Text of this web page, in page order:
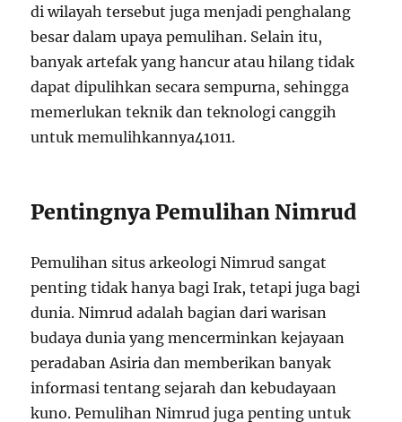
di wilayah tersebut juga menjadi penghalang
besar dalam upaya pemulihan. Selain itu,
banyak artefak yang hancur atau hilang tidak
dapat dipulihkan secara sempurna, sehingga
memerlukan teknik dan teknologi canggih
untuk memulihkannya41011.
Pentingnya Pemulihan Nimrud
Pemulihan situs arkeologi Nimrud sangat
penting tidak hanya bagi Irak, tetapi juga bagi
dunia. Nimrud adalah bagian dari warisan
budaya dunia yang mencerminkan kejayaan
peradaban Asiria dan memberikan banyak
informasi tentang sejarah dan kebudayaan
kuno. Pemulihan Nimrud juga penting untuk